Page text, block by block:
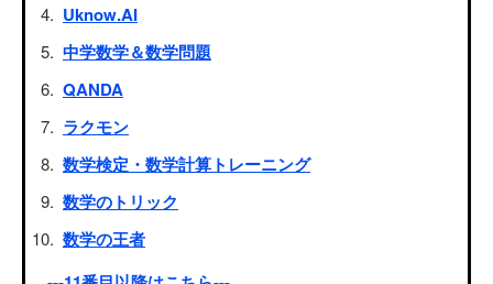
Uknow.AI
中学数学＆数学問題
QANDA
ラクモン
数学検定・数学計算トレーニング
数学のトリック
数学の王者